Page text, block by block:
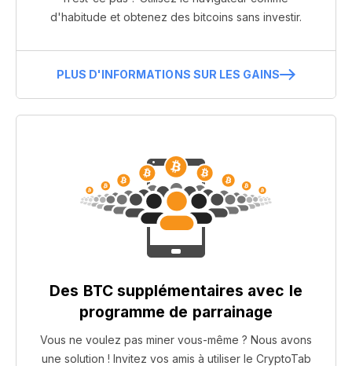
d'habitude et obtenez des bitcoins sans investir.
PLUS D'INFORMATIONS SUR LES GAINS
Des BTC supplémentaires avec le
programme de parrainage
Vous ne voulez pas miner vous-même ? Nous avons
une solution ! Invitez vos amis à utiliser le CryptoTab